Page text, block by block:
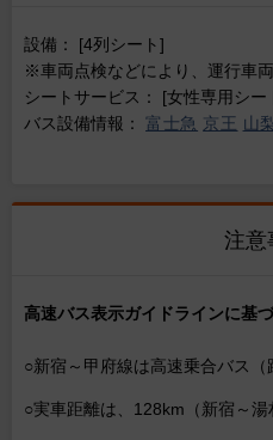
設備： [4列シート]
※車両点検などにより、運行車
シートサービス： [女性専用シー
バス設備情報： 富士急 京王 山
注意
高速バス表示ガイドラインに基
○新宿～甲府線は高速乗合バス（
○実車距離は、128km（新宿～湯